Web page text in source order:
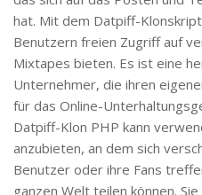
hat. Mit dem Datpiff-
Benutzern freien Zugriff auf
Mixtapes bieten. Es ist eine
Unternehmer, die ihren
für das Online-
Datpiff-Klon PHP kann
anzubieten, an dem sich
Benutzer oder ihre Fans
ganzen Welt teilen können.